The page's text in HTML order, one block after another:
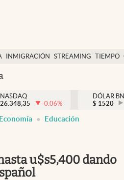
INMIGRACIÓN STREAMING TIEMPO
México
NASDAQ
26.348,35
-0.06%
DÓLAR
$ 1520
Educación
u$s5,400 dando